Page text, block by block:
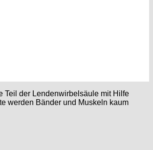
Teil der Lendenwirbelsäule mit Hilfe
werden Bänder und Muskeln kaum